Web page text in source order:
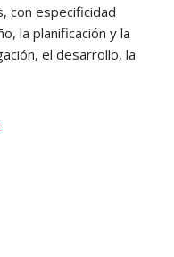
con especificidad
la planificación y la
el desarrollo, la